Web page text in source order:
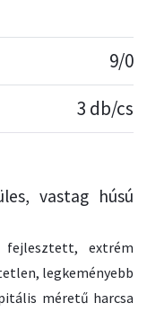
9/0
3 db/cs
vastag húsú
fejlesztett, extrém
legkeményebb
méretű harcsa